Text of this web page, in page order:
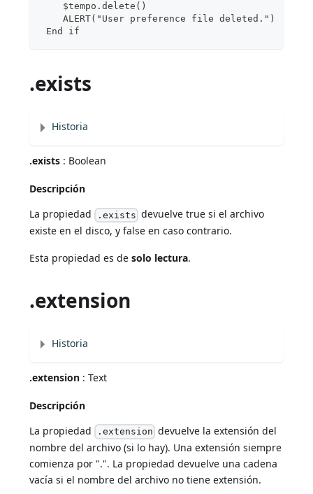
    $tempo.delete()
    ALERT("User preference file deleted.")
End if
.exists
Historia
.exists : Boolean
Descripción
La propiedad .exists devuelve true si el archivo
existe en el disco, y false en caso contrario.
Esta propiedad es desolo lectura.
.extension
Historia
.extension : Text
Descripción
La propiedad .extension devuelve la extensión del
nombre del archivo (si lo hay). Una extensión siempre
comienza por ".". La propiedad devuelve una cadena
vacía si el nombre del archivo no tiene extensión.